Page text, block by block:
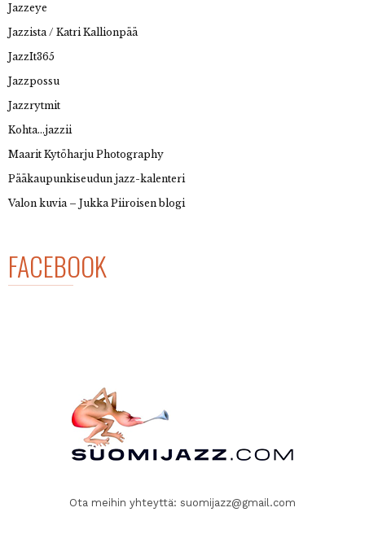
Jazzeye
Jazzista / Katri Kallionpää
JazzIt365
Jazzpossu
Jazzrytmit
Kohta…jazzii
Maarit Kytöharju Photography
Pääkaupunkiseudun jazz-kalenteri
Valon kuvia – Jukka Piiroisen blogi
FACEBOOK
Ota meihin yhteyttä: suomijazz@gmail.com